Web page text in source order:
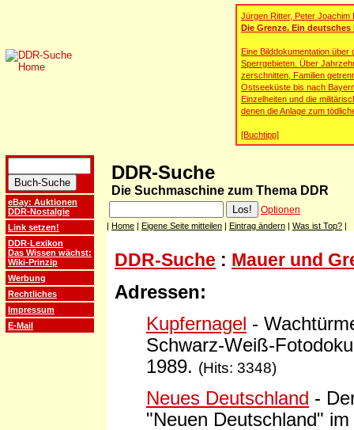
Jürgen Ritter, Peter Joachim
Die Grenze. Ein deutsches
Eine Bilddokumentation
Sperrgebieten. Über
zerschnitten, Familien
Ostseeküste bis nach
Einzelheiten und die
denen die Anlage zum
[Buchtipp]
eBay: Auktionen
DDR-Nostalgie
Link setzen!
DDR-Lexikon
Das Wissen wächst:
Wiki-Prinzip
Werbung
Rechtliches
Impressum
E-Mail
DDR-Suche
Die Suchmaschine zum Thema DDR
Optionen
| Home | Eigene Seite mitteilen | Eintrag ändern | Was ist Top? |
DDR-Suche : Mauer und
Adressen:
Kupfernagel -
Schwarz-Weiß-
1989. (Hits: 3348)
Neues Deutschland -
"Neuen Deutschland"